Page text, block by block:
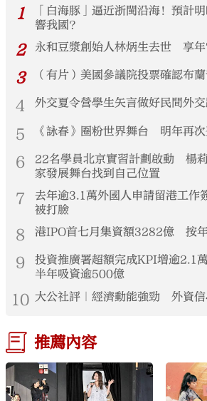
1
「白海豚」逼近浙閩沿海！預計
響我國？
2 永和豆漿創始人林炳生去世 享
3 （有片）美國參議院投票確認布
4 外交夏令營學生矢言做好民間外
5 《詠春》圈粉世界舞台 明年再
6
22名學員北京實習計劃啟動 楊
家發展舞台找到自己位置
7
去年逾3.1萬外國人申請留港工
被打臉
8 港IPO首七月集資額3282億 按
9
投資推廣署超額完成KPI增逾2.1
半年吸資逾500億
10 大公社評｜經濟動能強勁 外資信
推薦內容